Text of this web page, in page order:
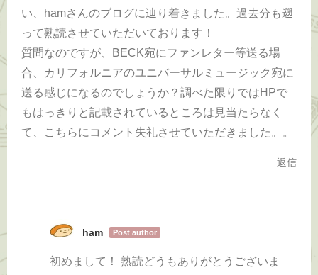
い、hamさんのブログに辿り着きました。過去分も遡
って熟読させていただいております！
質問なのですが、BECK宛にファンレター等送る場
合、カリフォルニアのユニバーサルミュージック宛に
送る感じになるのでしょうか？調べた限りではHPで
もはっきりと記載されているところは見当たらなく
て、こちらにコメント失礼させていただきました。。
返信
ham Post author
初めまして！ 熟読どうもありがとうございま